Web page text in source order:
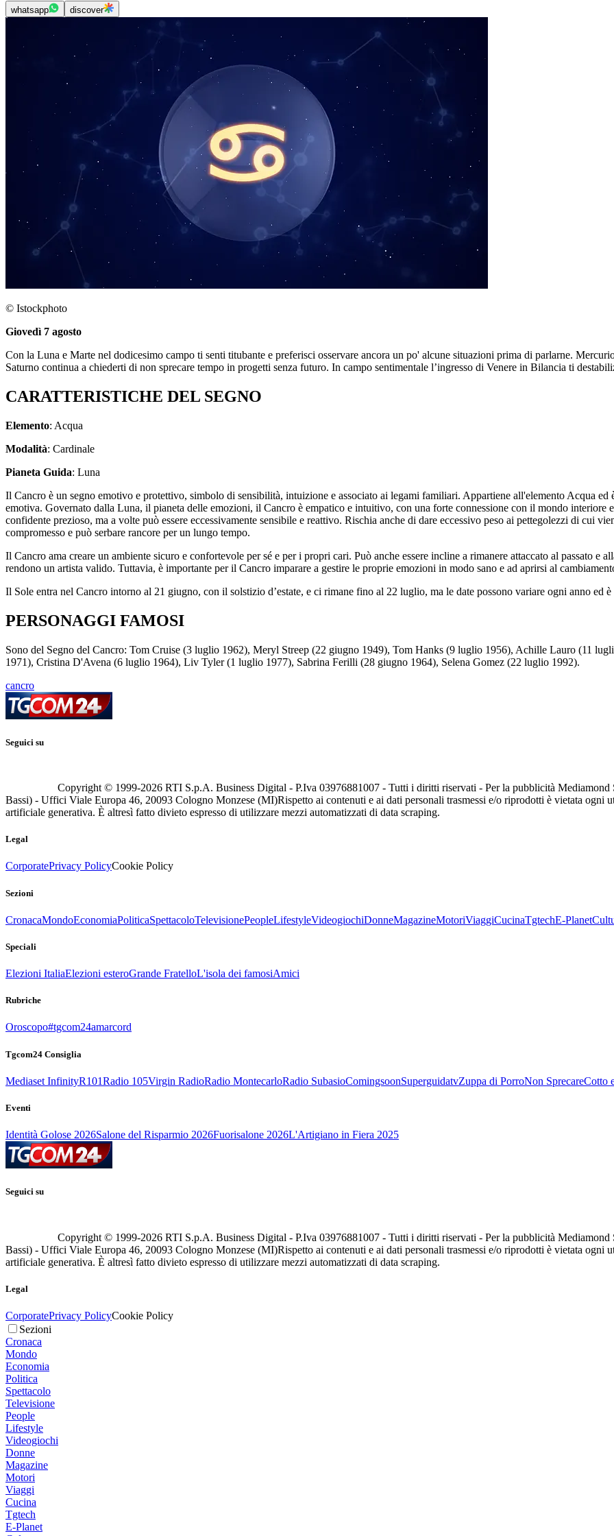
whatsapp discover
© Istockphoto
Giovedì 7 agosto
Con la Luna e Marte nel dodicesimo campo ti senti titubante e preferisci osservare ancora un po' alcune situazioni prima di parlarne.
Saturno continua a chiederti di non sprecare tempo in progetti senza futuro. In campo sentimentale l’ingresso di Venere in Bilancia ti
CARATTERISTICHE DEL SEGNO
Elemento: Acqua
Modalità: Cardinale
Pianeta Guida: Luna
Il Cancro è un segno emotivo e protettivo, simbolo di sensibilità, intuizione e associato ai legami familiari. Appartiene all'elemento Acqua
emotiva. Governato dalla Luna, il pianeta delle emozioni, il Cancro è empatico e intuitivo, con una forte connessione con il mondo interiore
confidente prezioso, ma a volte può essere eccessivamente sensibile e reattivo. Rischia anche di dare eccessivo peso ai pettegolezzi di cui
compromesso e può serbare rancore per un lungo tempo.
Il Cancro ama creare un ambiente sicuro e confortevole per sé e per i propri cari. Può anche essere incline a rimanere attaccato al passato e
rendono un artista valido. Tuttavia, è importante per il Cancro imparare a gestire le proprie emozioni in modo sano e ad aprirsi al
Il Sole entra nel Cancro intorno al 21 giugno, con il solstizio d’estate, e ci rimane fino al 22 luglio, ma le date possono variare ogni anno ed
PERSONAGGI FAMOSI
Sono del Segno del Cancro: Tom Cruise (3 luglio 1962), Meryl Streep (22 giugno 1949), Tom Hanks (9 luglio 1956), Achille Lauro (11
1971), Cristina D'Avena (6 luglio 1964), Liv Tyler (1 luglio 1977), Sabrina Ferilli (28 giugno 1964), Selena Gomez (22 luglio 1992).
cancro
Seguici su
Copyright © 1999-2026 RTI S.p.A. Business Digital - P.Iva 03976881007 - Tutti i diritti riservati - Per la pubblicità
Bassi) - Uffici Viale Europa 46, 20093 Cologno Monzese (MI)Rispetto ai contenuti e ai dati personali trasmessi e/o riprodotti è vietata ogni
artificiale generativa. È altresì fatto divieto espresso di utilizzare mezzi automatizzati di data scraping.
Legal
CorporatePrivacy PolicyCookie Policy
Sezioni
CronacaMondoEconomiaPoliticaSpettacoloTelevisionePeopleLifestyleVideogiochiDonneMagazineMotoriViaggiCucinaTgtechE-Planet
Speciali
Elezioni ItaliaElezioni esteroGrande FratelloL'isola dei famosiAmici
Rubriche
Oroscopo#tgcom24amarcord
Tgcom24 Consiglia
Mediaset InfinityR101Radio 105Virgin RadioRadio MontecarloRadio SubasioComingsoonSuperguidatvZuppa di PorroNon SprecareCotto
Eventi
Identità Golose 2026Salone del Risparmio 2026Fuorisalone 2026L'Artigiano in Fiera 2025
Seguici su
Copyright © 1999-2026 RTI S.p.A. Business Digital - P.Iva 03976881007 - Tutti i diritti riservati - Per la pubblicità
Bassi) - Uffici Viale Europa 46, 20093 Cologno Monzese (MI)Rispetto ai contenuti e ai dati personali trasmessi e/o riprodotti è vietata ogni
artificiale generativa. È altresì fatto divieto espresso di utilizzare mezzi automatizzati di data scraping.
Legal
CorporatePrivacy PolicyCookie Policy
Sezioni
Cronaca
Mondo
Economia
Politica
Spettacolo
Televisione
People
Lifestyle
Videogiochi
Donne
Magazine
Motori
Viaggi
Cucina
Tgtech
E-Planet